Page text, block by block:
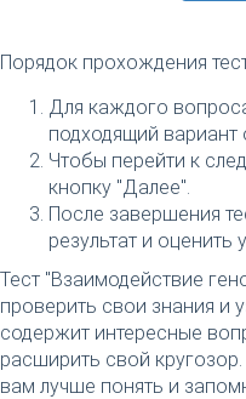
Порядок прохождения
Для каждого
подходящий вариант
Чтобы перейти к
кнопку "Далее".
После завершения
результат и оценить
Тест "Взаимодействие
проверить свои знания и
содержит интересные
расширить свой
вам лучше понять и